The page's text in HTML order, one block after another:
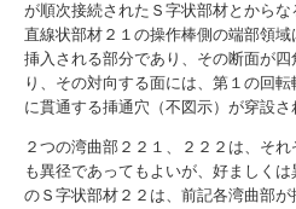
が順次接続されたＳ字状部材とからな
直線状部材２１の操作棒側の端部領域
挿入される部分であり、その断面が四
り、その対向する面には、第１の回
に貫通する挿通穴（不図示）が穿設さ
２つの湾曲部２２１、２２２は、そ
も異径であってもよいが、好ましくは
のＳ字状部材２２は、前記各湾曲部